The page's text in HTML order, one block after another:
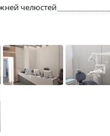
челюстей